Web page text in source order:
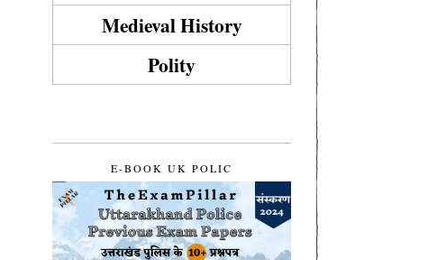
Medieval History
Polity
E-BOOK UK POLIC